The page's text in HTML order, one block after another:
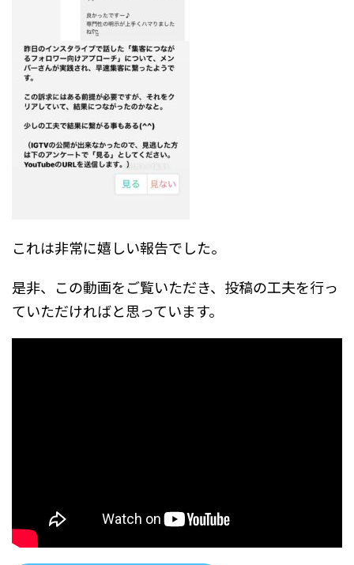
これは非常に嬉しい報告でした。
是非、この動画をご覧いただき、投稿の工夫を行っ
ていただければと思っています。